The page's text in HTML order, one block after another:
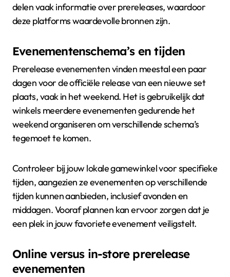
delen vaak informatie over prereleases, waardoor
deze platforms waardevolle bronnen zijn.
Evenementenschema’s en tijden
Prerelease evenementen vinden meestal een paar
dagen voor de officiële release van een nieuwe set
plaats, vaak in het weekend. Het is gebruikelijk dat
winkels meerdere evenementen gedurende het
weekend organiseren om verschillende schema’s
tegemoet te komen.
Controleer bij jouw lokale gamewinkel voor specifieke
tijden, aangezien ze evenementen op verschillende
tijden kunnen aanbieden, inclusief avonden en
middagen. Vooraf plannen kan ervoor zorgen dat je
een plek in jouw favoriete evenement veiligstelt.
Online versus in-store prerelease
evenementen